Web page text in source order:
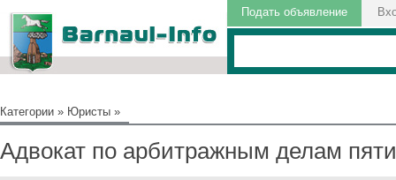
Подать объявление
Категории » Юристы »
Адвокат по арбитражным делам